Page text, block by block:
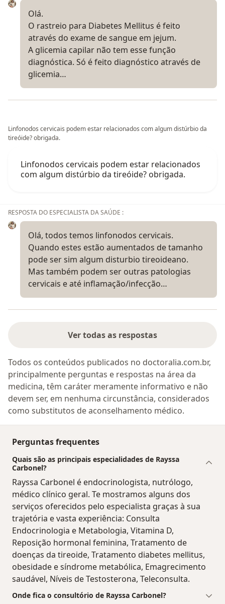
Olá.
O rastreio para Diabetes Mellitus é feito
através do exame de sangue em jejum.
A glicemia capilar não tem esse função
diagnóstica. Só é feito diagnóstico através de
glicemia…
Linfonodos cervicais podem estar relacionados com algum distúrbio da
tireóide? obrigada.
Linfonodos cervicais podem estar relacionados
com algum distúrbio da tireóide? obrigada.
RESPOSTA DO ESPECIALISTA DA SAÚDE :
Olá, todos temos linfonodos cervicais.
Quando estes estão aumentados de tamanho
pode ser sim algum disturbio tireoideano.
Mas também podem ser outras patologias
cervicais e até inflamação/infecção…
Ver todas as respostas
Todos os conteúdos publicados no doctoralia.com.br,
principalmente perguntas e respostas na área da
medicina, têm caráter meramente informativo e não
devem ser, em nenhuma circunstância, considerados
como substitutos de aconselhamento médico.
Perguntas frequentes
Quais são as principais especialidades de Rayssa
Carbonel?
Rayssa Carbonel é endocrinologista, nutrólogo,
médico clínico geral. Te mostramos alguns dos
serviços oferecidos pelo especialista graças à sua
trajetória e vasta experiência: Consulta
Endocrinologia e Metabologia, Vitamina D,
Reposição hormonal feminina, Tratamento de
doenças da tireoide, Tratamento diabetes mellitus,
obesidade e síndrome metabólica, Emagrecimento
saudável, Níveis de Testosterona, Teleconsulta.
Onde fica o consultório de Rayssa Carbonel?